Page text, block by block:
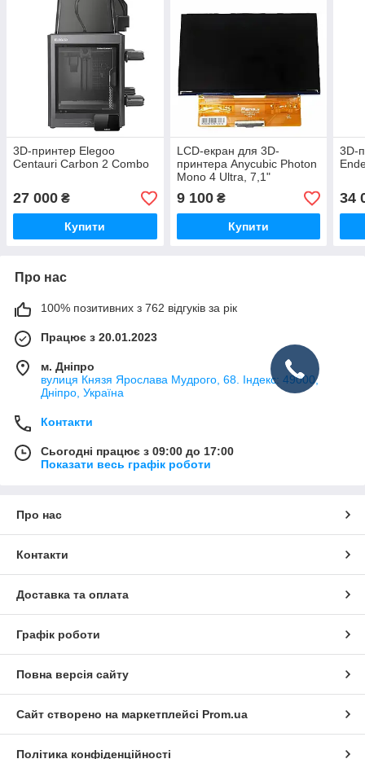
3D-принтер Elegoo
Centauri Carbon 2 Combo
27 000 ₴
Купити
LCD-екран для 3D-
принтера Anycubic Photon
Mono 4 Ultra, 7,1"
(оригінал, S020275)
9 100₴
Купити
3D-
34
Про нас
100% позитивних з 762 відгуків за рік
Працює з 20.01.2023
м. Дніпро
вулиця Князя Ярослава Мудрого, 68. Індекс: 49000,
Дніпро, Україна
Контакти
Сьогодні працює з 09:00 до 17:00
Показати весь графік роботи
Про нас
Контакти
Доставка та оплата
Графік роботи
Повна версія сайту
Сайт створено на маркетплейсі Prom.ua
Політика конфіденційності